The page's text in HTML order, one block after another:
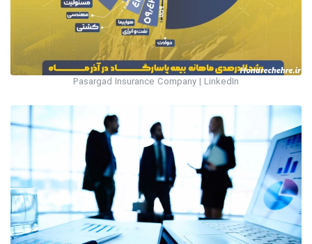
Pasargad Insurance Company | LinkedIn